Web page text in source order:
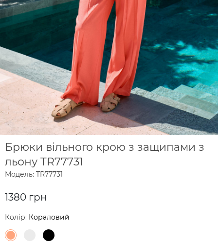
Брюки вільного крою з защипами з
льону TR77731
Модель: TR77731
1380 грн
Колір: Кораловий